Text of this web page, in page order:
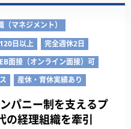
（マネジメント）
日以上
完全週休2日
面接（オンライン面接）可
産休・育休実績あり
パニー制を支えるプ
の経理組織を牽引